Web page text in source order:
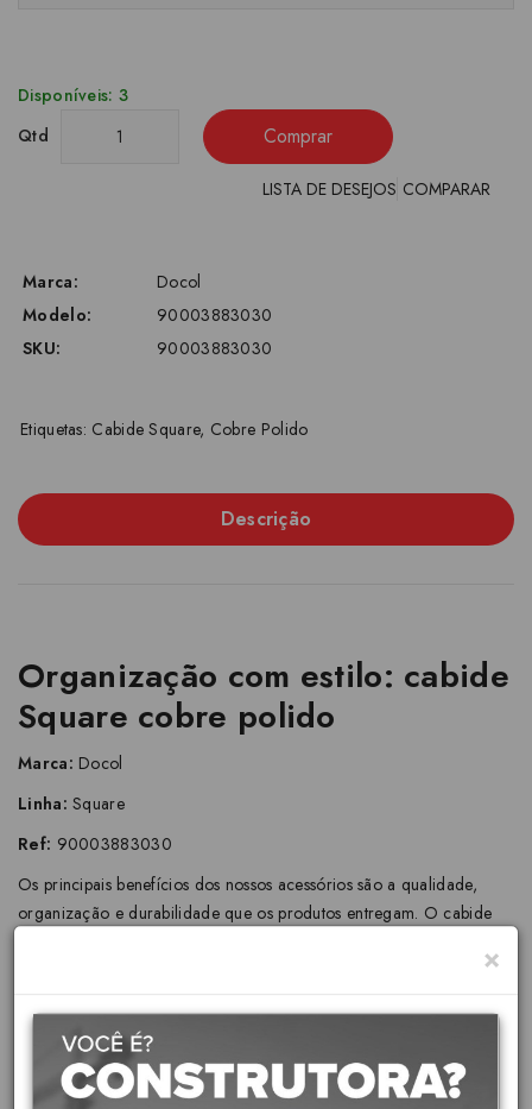
Disponíveis: 3
Qtd
Comprar
LISTA DE DESEJOS COMPARAR
Marca:
Docol
Modelo:
90003883030
SKU:
90003883030
Etiquetas: Cabide Square, Cobre Polido
Descrição
Organização com estilo: cabide
Square cobre polido
Marca: Docol
Linha: Square
Ref: 90003883030
Os principais benefícios dos nossos acessórios são a qualidade,
organização e durabilidade que os produtos entregam. O cabide
traços harmônicos com todo o seu banheiro, esse produto veio para
Diferenciais do produto:
Acabamento mais duradouro:Acabamento cromado
×